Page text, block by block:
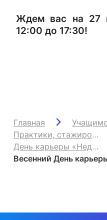
Ждем вас на 27
12:00 до 17:30!
Главная
Практики, стажировки и трудоустройство
День карьеры «Недостающее Звено»